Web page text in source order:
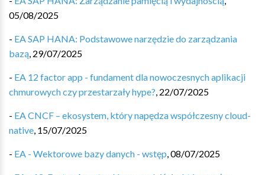
05/08/2025
- EA SAP HANA: Podstawowe narzędzie do zarządzania
bazą, 29/07/2025
- EA 12 factor app - fundament dla nowoczesnych aplikacji
chmurowych czy przestarzały hype?, 22/07/2025
- EA CNCF – ekosystem, który napędza współczesny cloud-
native, 15/07/2025
- EA - Wektorowe bazy danych - wstęp,08/07/2025